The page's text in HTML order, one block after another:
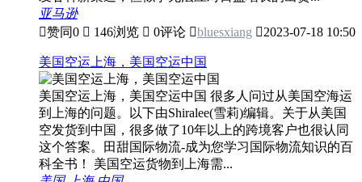
亚马逊
赞同0  146浏览  0评论 bluesxiang 2023-07-18 10:50
美国空运上海，美国空运中国
美国空运上海，美国空运中国 很多人问过从美国空海运
到上海的问题。以下由Shiralee(雪莉)编辑。关于从美国
空发货到中国，很多做了10年以上的跨境客户也很认同
这个答案。田甜国际物流-成为您学习国际物流知识的百
科全书！ 美国空运货物到上海需...